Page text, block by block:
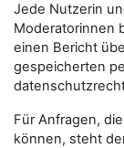
Jede Nutzerin
Moderatorinnen
einen Bericht
gespeicherten
Für Anfragen,
können, steht